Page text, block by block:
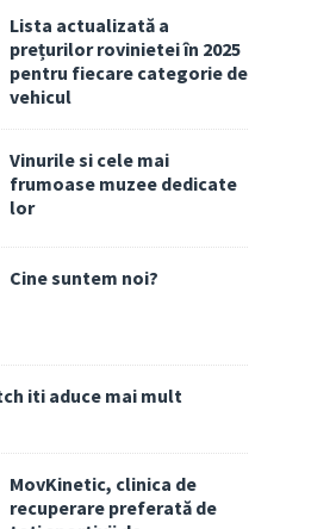
Lista actualizată a
prețurilor rovinietei în 2025
pentru fiecare categorie de
vehicul
Vinurile si cele mai
frumoase muzee dedicate
lor
Cine suntem noi?
iti aduce mai mult
MovKinetic, clinica de
recuperare preferată de